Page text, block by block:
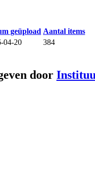
geüpload Aantal items
04-20 384
door